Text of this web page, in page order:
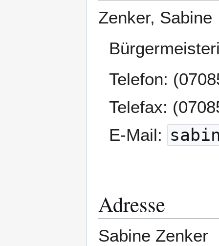
Zenker, Sabine
Telefon:
Telefax:
E-Mail:
Adresse
Sabine Zenker